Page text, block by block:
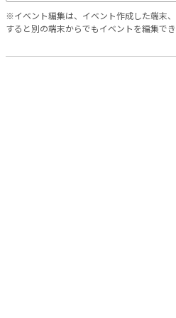
※イベント編集は、イベント作成した端末
すると別の端末からでもイベントを編集でき